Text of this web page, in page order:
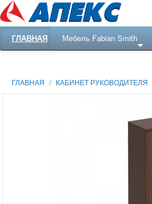
ГЛАВНАЯ Мебель Fabian Smith
ГЛАВНАЯ / КАБИНЕТ РУКОВОДИТЕЛЯ